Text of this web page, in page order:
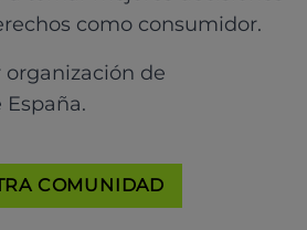
como consumidor.
de
COMUNIDAD